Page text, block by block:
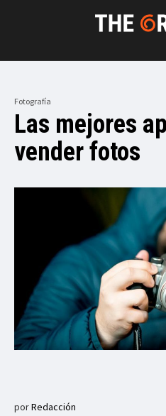
Fotografía
Las mejores
vender fotos
porRedacción